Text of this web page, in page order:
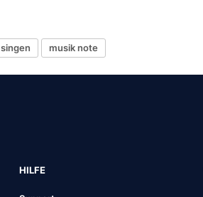
singen musik note
HILFE